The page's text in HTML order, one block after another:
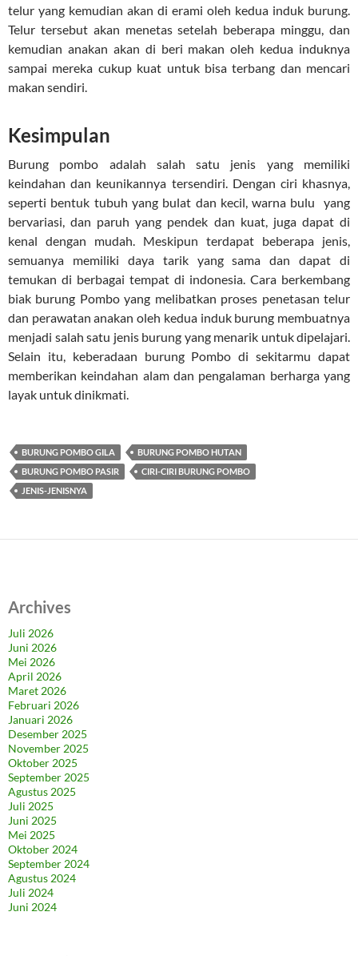
telur yang kemudian akan di erami oleh kedua induk burung.
Telur tersebut akan menetas setelah beberapa minggu, dan
kemudian anakan akan di beri makan oleh kedua induknya
sampai mereka cukup kuat untuk bisa terbang dan mencari
makan sendiri.
Kesimpulan
Burung pombo adalah salah satu jenis yang memiliki
keindahan dan keunikannya tersendiri. Dengan ciri khasnya,
seperti bentuk tubuh yang bulat dan kecil, warna bulu yang
bervariasi, dan paruh yang pendek dan kuat, juga dapat di
kenal dengan mudah. Meskipun terdapat beberapa jenis,
semuanya memiliki daya tarik yang sama dan dapat di
temukan di berbagai tempat di indonesia. Cara berkembang
biak burung Pombo yang melibatkan proses penetasan telur
dan perawatan anakan oleh kedua induk burung membuatnya
menjadi salah satu jenis burung yang menarik untuk dipelajari.
Selain itu, keberadaan burung Pombo di sekitarmu dapat
memberikan keindahan alam dan pengalaman berharga yang
layak untuk dinikmati.
BURUNG POMBO GILA
BURUNG POMBO HUTAN
BURUNG POMBO PASIR
CIRI-CIRI BURUNG POMBO
JENIS-JENISNYA
Archives
Juli 2026
Juni 2026
Mei 2026
April 2026
Maret 2026
Februari 2026
Januari 2026
Desember 2025
November 2025
Oktober 2025
September 2025
Agustus 2025
Juli 2025
Juni 2025
Mei 2025
Oktober 2024
September 2024
Agustus 2024
Juli 2024
Juni 2024